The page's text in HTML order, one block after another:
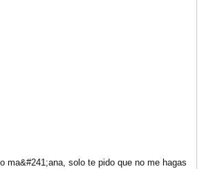
ma&#241;ana, solo te pido que no me hagas